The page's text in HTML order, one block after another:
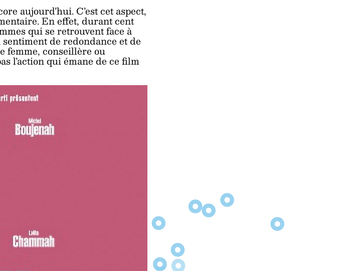
aujourd’hui. C’est cet aspect,
En effet, durant cent
qui se retrouvent face à
de redondance et de
femme, conseillère ou
l’action qui émane de ce film